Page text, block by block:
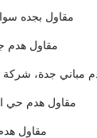
مقاول بجده
مقاول هدم
مباني جدة، شركة
مقاول هدم حي
مقاول